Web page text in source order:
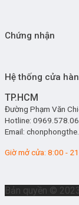
Chứng nhận
Hệ thống cửa
TP.HCM
Đường Phạm Văn
Hotline:
Email:
Giờ mở cửa: 8:00 -
Bản quyền ©